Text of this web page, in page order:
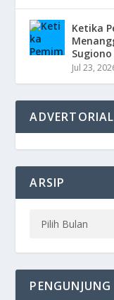
Ketika
Jul 23,
ADVERTORIAL
ARSIP
PENGUNJUNG